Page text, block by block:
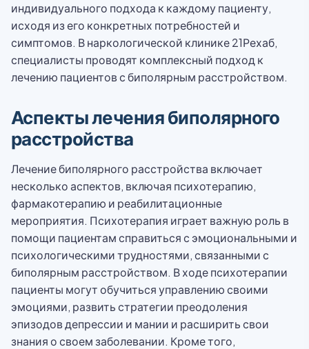
индивидуального подхода к каждому пациенту,
исходя из его конкретных потребностей и
симптомов. В наркологической клинике 21Рехаб,
специалисты проводят комплексный подход к
лечению пациентов с биполярным расстройством.
Аспекты лечения биполярного
расстройства
Лечение биполярного расстройства включает
несколько аспектов, включая психотерапию,
фармакотерапию и реабилитационные
мероприятия. Психотерапия играет важную роль в
помощи пациентам справиться с эмоциональными и
психологическими трудностями, связанными с
биполярным расстройством. В ходе психотерапии
пациенты могут обучиться управлению своими
эмоциями, развить стратегии преодоления
эпизодов депрессии и мании и расширить свои
знания о своем заболевании. Кроме того,